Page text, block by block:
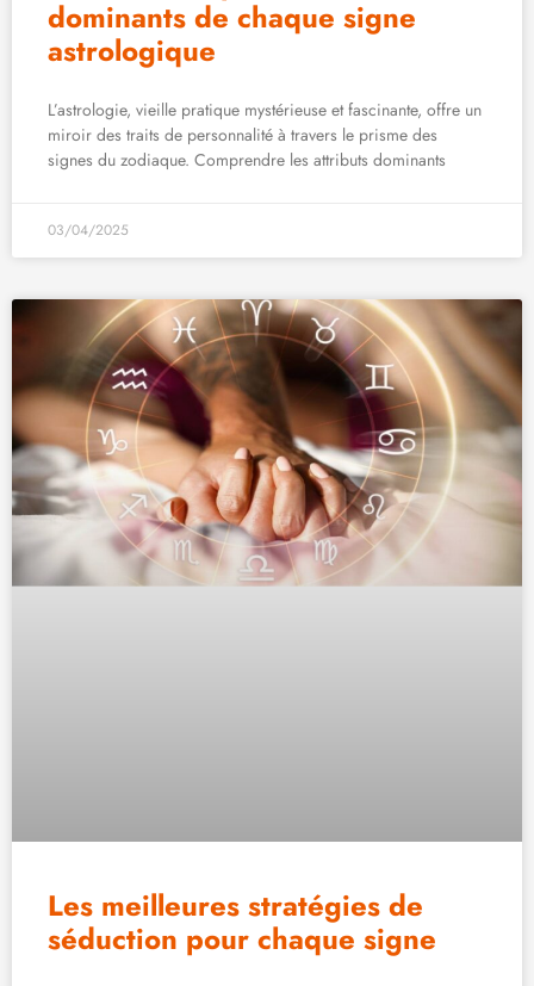
dominants de chaque signe
astrologique
L’astrologie, vieille pratique mystérieuse et fascinante, offre un
miroir des traits de personnalité à travers le prisme des
signes du zodiaque. Comprendre les attributs dominants
03/04/2025
Les meilleures stratégies de
séduction pour chaque signe